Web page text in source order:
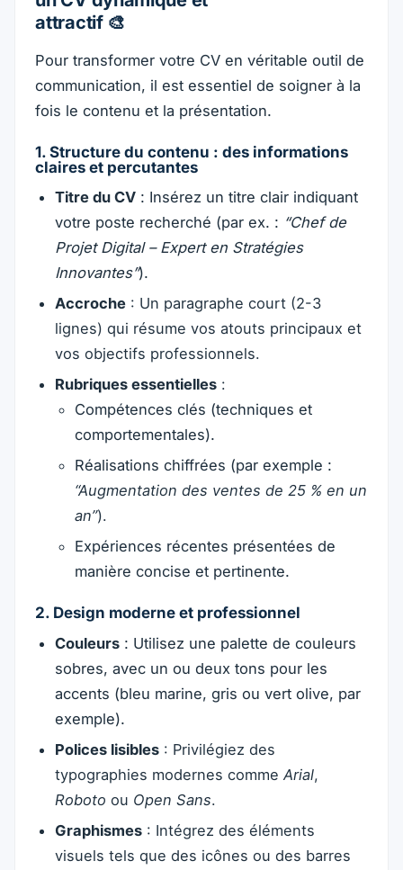
attractif 🎨
Pour transformer votre CV en véritable outil de
communication, il est essentiel de soigner à la
fois le contenu et la présentation.
1. Structure du contenu : des informations
claires et percutantes
Titre du CV: Insérez un titre clair indiquant
votre poste recherché (par ex. : “Chef de
Projet Digital – Expert en Stratégies
Innovantes”).
Accroche: Un paragraphe court (2-3
lignes) qui résume vos atouts principaux et
vos objectifs professionnels.
Rubriques essentielles:
Compétences clés (techniques et
comportementales).
Réalisations chiffrées (par exemple :
“Augmentation des ventes de 25 % en un
an”).
Expériences récentes présentées de
manière concise et pertinente.
2. Design moderne et professionnel
Couleurs: Utilisez une palette de couleurs
sobres, avec un ou deux tons pour les
accents (bleu marine, gris ou vert olive, par
exemple).
Polices lisibles: Privilégiez des
typographies modernes comme Arial,
Roboto ou Open Sans.
Graphismes: Intégrez des éléments
visuels tels que des icônes ou des barres